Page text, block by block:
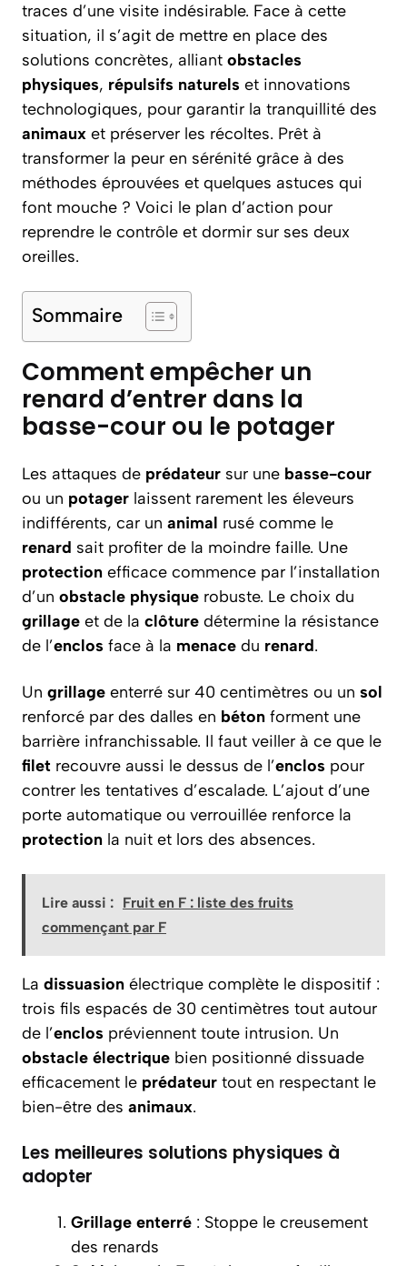
traces d’une visite indésirable. Face à cette
situation, il s’agit de mettre en place des
solutions concrètes, alliant obstacles
physiques, répulsifs naturels et innovations
technologiques, pour garantir la tranquillité des
animaux et préserver les récoltes. Prêt à
transformer la peur en sérénité grâce à des
méthodes éprouvées et quelques astuces qui
font mouche ? Voici le plan d’action pour
reprendre le contrôle et dormir sur ses deux
oreilles.
Sommaire
Comment empêcher un
renard d’entrer dans la
basse-cour ou le potager
Les attaques de prédateur sur une basse-cour
ou un potager laissent rarement les éleveurs
indifférents, car un animal rusé comme le
renard sait profiter de la moindre faille. Une
protection efficace commence par l’installation
d’un obstacle physique robuste. Le choix du
grillage et de la clôture détermine la résistance
de l’enclos face à la menace du renard.
Un grillage enterré sur 40 centimètres ou un sol
renforcé par des dalles en béton forment une
barrière infranchissable. Il faut veiller à ce que le
filet recouvre aussi le dessus de l’enclos pour
contrer les tentatives d’escalade. L’ajout d’une
porte automatique ou verrouillée renforce la
protection la nuit et lors des absences.
Lire aussi : Fruit en F : liste des fruits
commençant par F
La dissuasion électrique complète le dispositif :
trois fils espacés de 30 centimètres tout autour
de l’enclos préviennent toute intrusion. Un
obstacle électrique bien positionné dissuade
efficacement le prédateur tout en respectant le
bien-être des animaux.
Les meilleures solutions physiques à
adopter
Grillage enterré : Stoppe le creusement
des renards